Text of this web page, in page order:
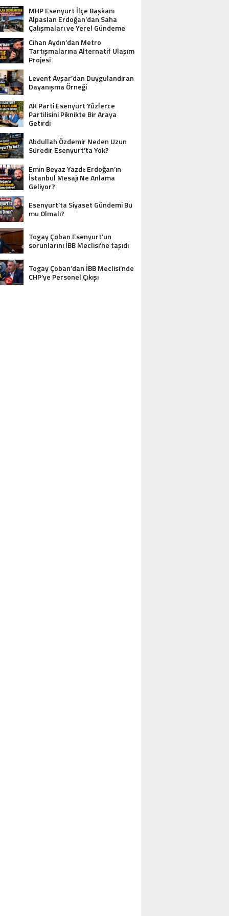
MHP Esenyurt İlçe Başkanı
Alpaslan Erdoğan’dan Saha
Çalışmaları ve Yerel Gündeme
İlişkin Açıklamalar
Cihan Aydın’dan Metro
Tartışmalarına Alternatif Ulaşım
Projesi
Levent Avşar’dan Duygulandıran
Dayanışma Örneği
AK Parti Esenyurt Yüzlerce
Partilisini Piknikte Bir Araya
Getirdi
Abdullah Özdemir Neden Uzun
Süredir Esenyurt’ta Yok?
Emin Beyaz Yazdı: Erdoğan’ın
İstanbul Mesajı Ne Anlama
Geliyor?
Esenyurt’ta Siyaset Gündemi Bu
mu Olmalı?
Togay Çoban Esenyurt’un
sorunlarını İBB Meclisi’ne taşıdı
Togay Çoban’dan İBB Meclisi’nde
CHP’ye Personel Çıkışı